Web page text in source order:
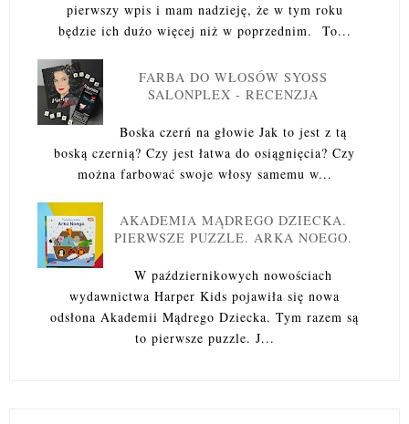
pierwszy wpis i mam nadzieję, że w tym roku
będzie ich dużo więcej niż w poprzednim. To...
FARBA DO WŁOSÓW SYOSS
SALONPLEX - RECENZJA
Boska czerń na głowie Jak to jest z tą
boską czernią? Czy jest łatwa do osiągnięcia? Czy
można farbować swoje włosy samemu w...
AKADEMIA MĄDREGO DZIECKA.
PIERWSZE PUZZLE. ARKA NOEGO.
W październikowych nowościach
wydawnictwa Harper Kids pojawiła się nowa
odsłona Akademii Mądrego Dziecka. Tym razem są
to pierwsze puzzle. J...